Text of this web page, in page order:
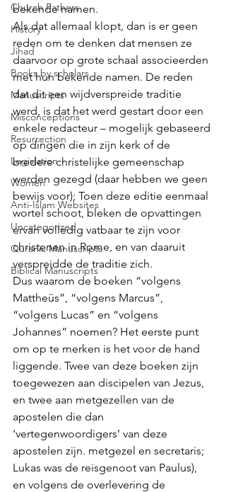
Church Fathers
History
Jihad
Books by scholars
Manuscripts
Misconceptions
Resurrection
Legislation
Women
Anti-Islam Websites
Uncategorized
Quranic Manuscripts
Biblical Manuscripts
bekende namen.
Als dat allemaal klopt, dan is er geen
reden om te denken dat mensen ze
daarvoor op grote schaal associeerden
met hun bekende namen. De reden
dat dit een wijdverspreide traditie
werd, is dat het werd gestart door een
enkele redacteur – mogelijk gebaseerd
op dingen die in zijn kerk of de
bredere christelijke gemeenschap
werden gezegd (daar hebben we geen
bewijs voor); Toen deze editie eenmaal
wortel schoot, bleken de opvattingen
ervan volledig vatbaar te zijn voor
christenen in Rome, en van daaruit
verspreidde de traditie zich.
Dus waarom de boeken “volgens
Mattheüs”, “volgens Marcus”,
“volgens Lucas” en “volgens
Johannes” noemen? Het eerste punt
om op te merken is het voor de hand
liggende. Twee van deze boeken zijn
toegewezen aan discipelen van Jezus,
en twee aan metgezellen van de
apostelen die dan
‘vertegenwoordigers’ van deze
apostelen zijn. metgezel en secretaris;
Lukas was de reisgenoot van Paulus),
en volgens de overlevering de